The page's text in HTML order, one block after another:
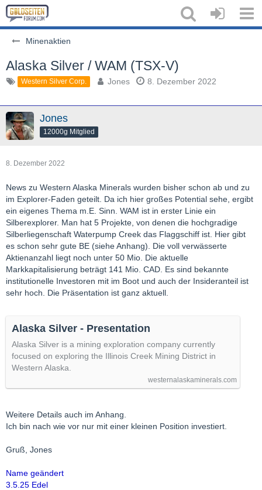
Minenaktien
Alaska Silver / WAM (TSX-V)
Western Silver Corp. Jones 8. Dezember 2022
Jones
12000g Mitglied
8. Dezember 2022
News zu Western Alaska Minerals wurden bisher schon ab und zu
im Explorer-Faden geteilt. Da ich hier großes Potential sehe, ergibt
ein eigenes Thema m.E. Sinn. WAM ist in erster Linie ein
Silberexplorer. Man hat 5 Projekte, von denen die hochgradige
Silberliegenschaft Waterpump Creek das Flaggschiff ist. Hier gibt
es schon sehr gute BE (siehe Anhang). Die voll verwässerte
Aktienanzahl liegt noch unter 50 Mio. Die aktuelle
Markkapitalisierung beträgt 141 Mio. CAD. Es sind bekannte
institutionelle Investoren mit im Boot und auch der Insideranteil ist
sehr hoch. Die Präsentation ist ganz aktuell.
Alaska Silver - Presentation
Alaska Silver is a mining exploration company currently
focused on exploring the Illinois Creek Mining District in
Western Alaska.
westernalaskaminerals.com
Weitere Details auch im Anhang.
Ich bin nach wie vor nur mit einer kleinen Position investiert.
Gruß, Jones
Name geändert
3.5.25 Edel